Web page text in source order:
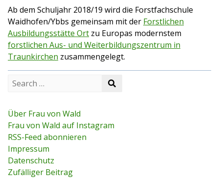
Ab dem Schuljahr 2018/19 wird die Forstfachschule
Waidhofen/Ybbs gemeinsam mit der Forstlichen
Ausbildungsstätte Ort zu Europas modernstem
forstlichen Aus- und Weiterbildungszentrum in
Traunkirchen zusammengelegt.
c
h
f
o
r
:
Über Frau von Wald
Frau von Wald auf Instagram
RSS-Feed abonnieren
Impressum
Datenschutz
Zufälliger Beitrag